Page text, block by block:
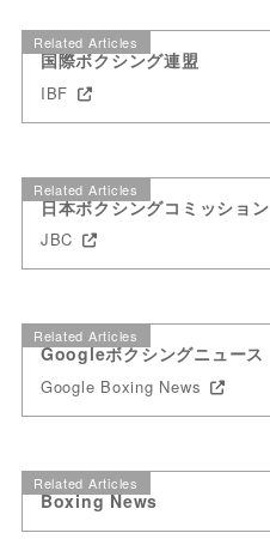
Related Articles
国際ボクシング連盟
IBF
Related Articles
日本ボクシングコミッション
JBC
Related Articles
Googleボクシングニュース
Google Boxing News
Related Articles
Boxing News